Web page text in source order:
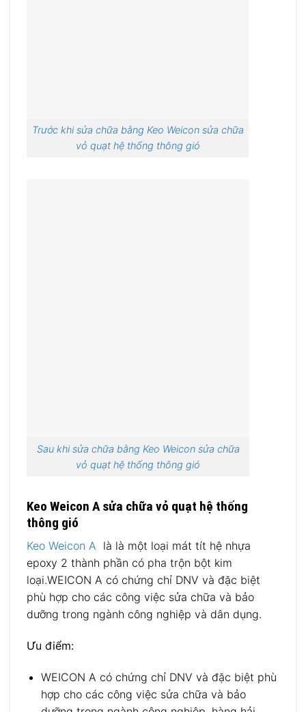
Trước khi sửa chữa bằng Keo Weicon sửa chữa
vỏ quạt hệ thống thông gió
Sau khi sửa chữa bằng Keo Weicon sửa chữa
vỏ quạt hệ thống thông gió
Keo Weicon A sửa chữa vỏ quạt hệ thống
thông gió
Keo Weicon A là là một loại mát tít hệ nhựa
epoxy 2 thành phần có pha trộn bột kim
loại.WEICON A có chứng chỉ DNV và đặc biệt
phù hợp cho các công việc sửa chữa và bảo
dưỡng trong ngành công nghiệp và dân dụng.
Ưu điểm:
WEICON A có chứng chỉ DNV và đặc biệt phù
hợp cho các công việc sửa chữa và bảo